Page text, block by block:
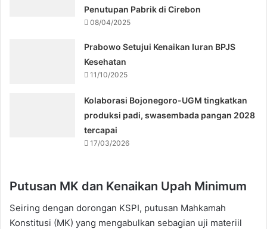
Penutupan Pabrik di Cirebon
08/04/2025
Prabowo Setujui Kenaikan Iuran BPJS
Kesehatan
11/10/2025
Kolaborasi Bojonegoro-UGM tingkatkan
produksi padi, swasembada pangan 2028
tercapai
17/03/2026
Putusan MK dan Kenaikan Upah Minimum
Seiring dengan dorongan KSPI, putusan Mahkamah
Konstitusi (MK) yang mengabulkan sebagian uji materiil